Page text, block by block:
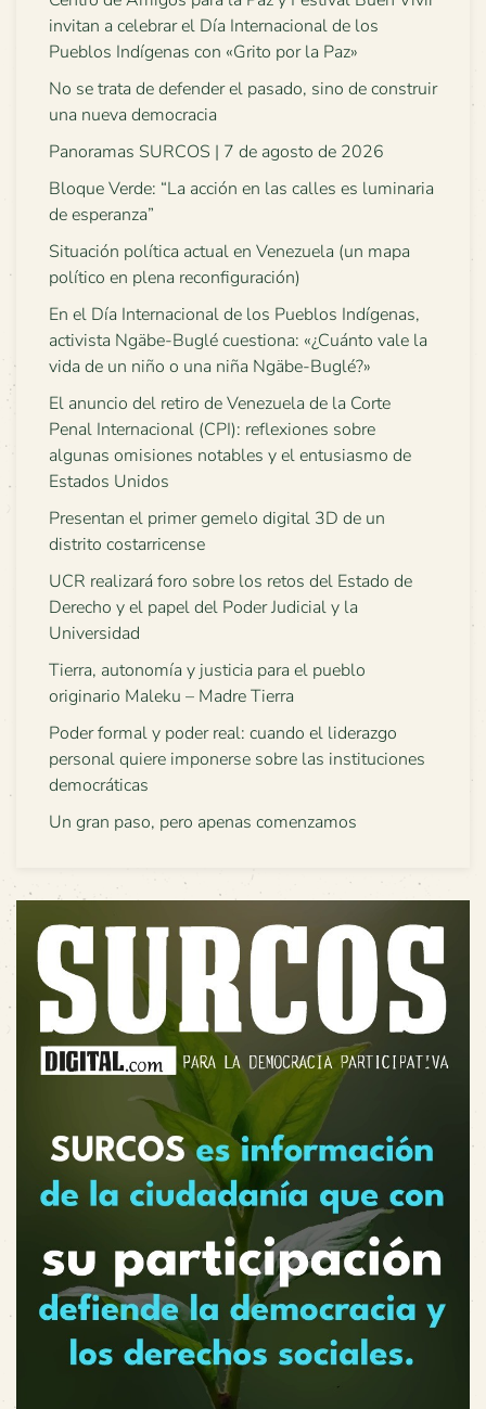
invitan a celebrar el Día Internacional de los
Pueblos Indígenas con «Grito por la Paz»
No se trata de defender el pasado, sino de construir
una nueva democracia
Panoramas SURCOS | 7 de agosto de 2026
Bloque Verde: “La acción en las calles es luminaria
de esperanza”
Situación política actual en Venezuela (un mapa
político en plena reconfiguración)
En el Día Internacional de los Pueblos Indígenas,
activista Ngäbe-Buglé cuestiona: «¿Cuánto vale la
vida de un niño o una niña Ngäbe-Buglé?»
El anuncio del retiro de Venezuela de la Corte
Penal Internacional (CPI): reflexiones sobre
algunas omisiones notables y el entusiasmo de
Estados Unidos
Presentan el primer gemelo digital 3D de un
distrito costarricense
UCR realizará foro sobre los retos del Estado de
Derecho y el papel del Poder Judicial y la
Universidad
Tierra, autonomía y justicia para el pueblo
originario Maleku – Madre Tierra
Poder formal y poder real: cuando el liderazgo
personal quiere imponerse sobre las instituciones
democráticas
Un gran paso, pero apenas comenzamos